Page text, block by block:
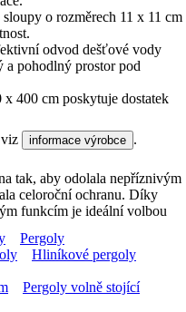
o rozměrech 11 x 11 cm
odvod dešťové vody
a pohodlný prostor pod
x 400 cm poskytuje dostatek
tak, aby odolala nepříznivým
celoroční ochranu. Díky
funkcím je ideální volbou
informace výrobce .
Pergoly
Hliníkové pergoly
Pergoly volně stojící